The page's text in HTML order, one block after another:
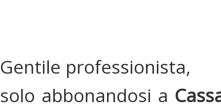
Gentile professionista,
solo abbonandosi a